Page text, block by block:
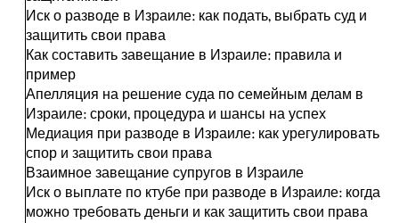
Иск о разводе в Израиле: как подать, выбрать суд и
защитить свои права
Как составить завещание в Израиле: правила и
пример
Апелляция на решение суда по семейным делам в
Израиле: сроки, процедура и шансы на успех
Медиация при разводе в Израиле: как урегулировать
спор и защитить свои права
Взаимное завещание супругов в Израиле
Иск о выплате по ктубе при разводе в Израиле: когда
можно требовать деньги и как защитить свои права